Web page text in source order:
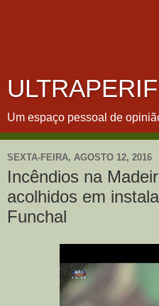
Um espaço pessoal de
SEXTA-FEIRA, AGOSTO 12, 2016
Incêndios na
acolhidos em
Funchal